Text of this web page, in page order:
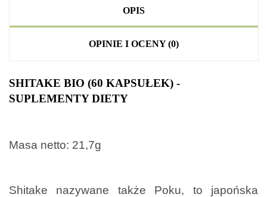
OPIS
OPINIE I OCENY (0)
SHITAKE BIO (60 KAPSUŁEK) -
SUPLEMENTY DIETY
Masa netto: 21,7g
Shitake nazywane także Poku, to japońska